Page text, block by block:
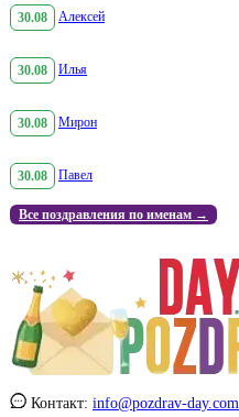
30.08 Алексей
30.08 Илья
30.08 Мирон
30.08 Павел
Все поздравления по именам →
Контакт: info@pozdrav-day.com